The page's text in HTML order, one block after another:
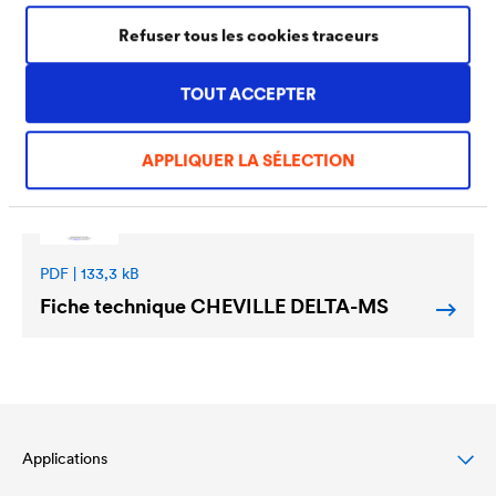
TOUT ACCEPTER
APPLIQUER LA SÉLECTION
Refuser tous les cookies traceurs
Téléchargements
PDF | 133,3 kB
Fiche technique CHEVILLE DELTA-MS
Applications